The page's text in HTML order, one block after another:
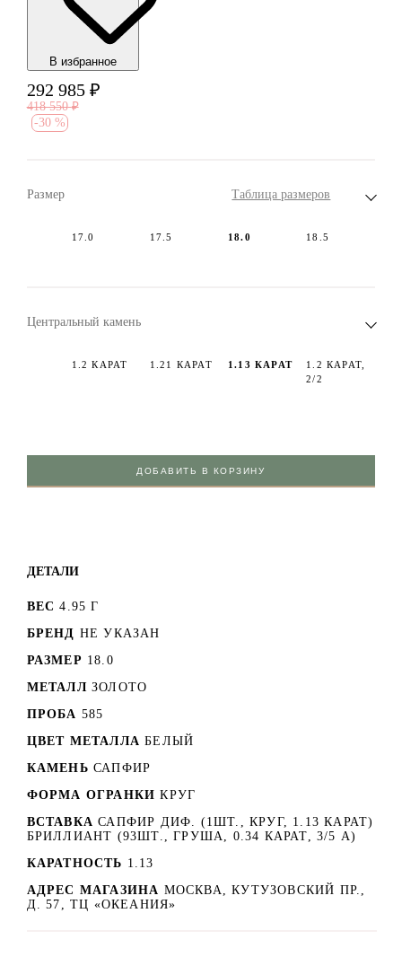
В избранноe
292 985 ₽
418 550 ₽
-30 %
Размер Таблица размеров
17.0 17.5 18.0 18.5
Центральный камень
1.2 КАРАТ 1.21 КАРАТ 1.13 КАРАТ
1.2 КАРАТ,
2/2
ДОБАВИТЬ В КОРЗИНУ
ДЕТАЛИ
ВЕС 4.95 Г
БРЕНД НЕ УКАЗАН
РАЗМЕР 18.0
МЕТАЛЛ ЗОЛОТО
ПРОБА 585
ЦВЕТ МЕТАЛЛА БЕЛЫЙ
КАМЕНЬ САПФИР
ФОРМА ОГРАНКИ КРУГ
ВСТАВКА САПФИР ДИФ. (1ШТ., КРУГ, 1.13 КАРАТ)
БРИЛЛИАНТ (93ШТ., ГРУША, 0.34 КАРАТ, 3/5 А)
КАРАТНОСТЬ 1.13
АДРЕС МАГАЗИНА МОСКВА, КУТУЗОВСКИЙ ПР.,
Д. 57, ТЦ «ОКЕАНИЯ»